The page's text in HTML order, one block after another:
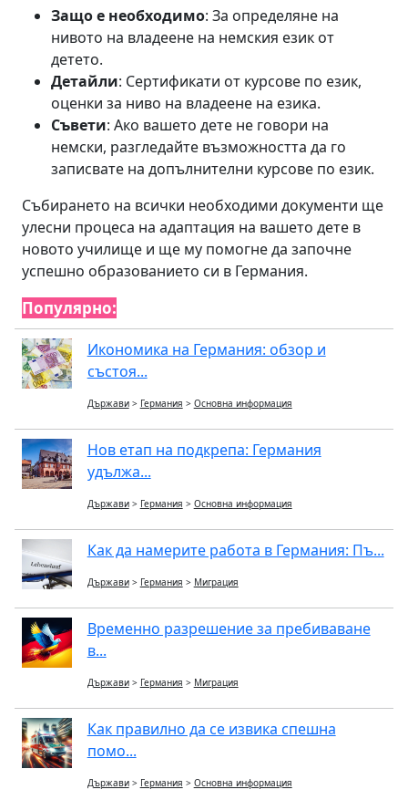
Защо е необходимо: За определяне на
нивото на владеене на немския език от
детето.
Детайли: Сертификати от курсове по език,
оценки за ниво на владеене на езика.
Съвети: Ако вашето дете не говори на
немски, разгледайте възможността да го
записвате на допълнителни курсове по език.
Събирането на всички необходими документи ще
улесни процеса на адаптация на вашето дете в
новото училище и ще му помогне да започне
успешно образованието си в Германия.
Популярно:
Икономика на Германия: обзор и
състоя...
Държави > Германия > Основна информация
Нов етап на подкрепа: Германия
удължа...
Държави > Германия > Основна информация
Как да намерите работа в Германия: Пъ...
Държави > Германия > Миграция
Временно разрешение за пребиваване
в...
Държави > Германия > Миграция
Как правилно да се извика спешна
помо...
Държави > Германия > Основна информация